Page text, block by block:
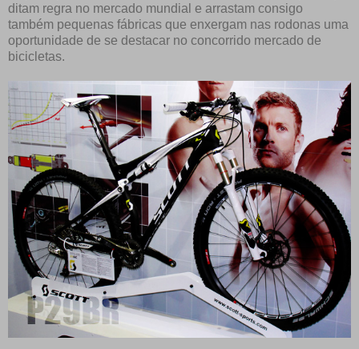
ditam regra no mercado mundial e arrastam consigo
também pequenas fábricas que enxergam nas rodonas uma
oportunidade de se destacar no concorrido mercado de
bicicletas.